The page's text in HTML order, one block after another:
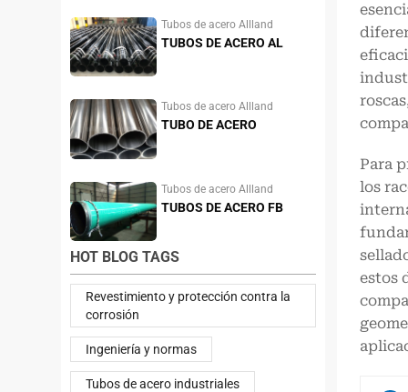
Tubos de acero Allland
TUBOS DE ACERO AL
Tubos de acero Allland
TUBO DE ACERO
Tubos de acero Allland
TUBOS DE ACERO FB
HOT BLOG TAGS
Revestimiento y protección contra la
corrosión
Ingeniería y normas
Tubos de acero industriales
Para
los
estos